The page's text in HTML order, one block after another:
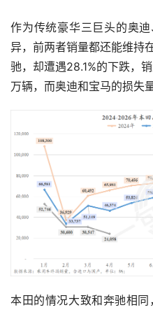
作为传统豪华三巨头的奥
异，前两者销量都还能维持
驰，却遭遇28.1%的下跌，
万辆，而奥迪和宝马的损失
本田的情况大致和奔驰相